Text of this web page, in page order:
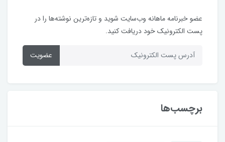
عضو خبرنامه ماهانه وب‌سایت شوید و تازه‌ترین نوشته‌ها را در
پست الکترونیک خود دریافت کنید.
عضویت
برچسب‌ها